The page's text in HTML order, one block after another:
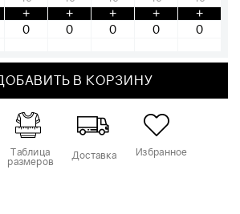
+ + + + +
В КОРЗИНУ
Таблица
размеров
Доставка Избранное